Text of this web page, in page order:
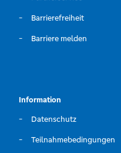
Barrierefreiheit
Barriere melden
Information
Datenschutz
Teilnahmebedingungen